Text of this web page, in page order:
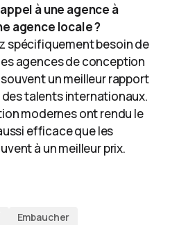
à une agence à
agence locale ?
spécifiquement besoin de
agences de conception
un meilleur rapport
des talents internationaux.
modernes ont rendu le
efficace que les
à un meilleur prix.
Embaucher